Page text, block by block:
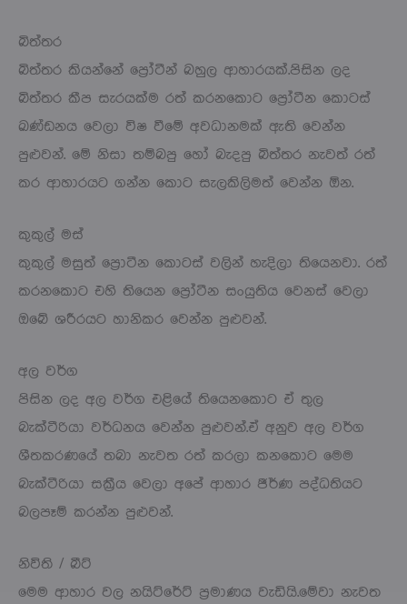
බිත්තර
බිත්තර කියන්නේ ප්‍රෝටීන් බහුල ආහාරයක්.පිසින ලද
බිත්තර කීප සැරයක්ම රත් කරනකොට ප්‍රෝටීන කොටස්
ඛණ්ඩනය වෙලා විෂ වීමේ අවධානමක් ඇති වෙන්න
පුළුවන්. මේ නිසා තම්බපු හෝ බැදපු බිත්තර නැවත් රත්
කර ආහාරයට ගන්න කොට සැලකිලිමත් වෙන්න ඕන.
කුකුල් මස්
කුකුල් මසුත් ප්‍රොටීන කොටස් වලින් හැදිලා තියෙනවා. රත්
කරනකොට එහි තියෙන ප්‍රෝටීන සංයුතිය වෙනස් වෙලා
ඔබේ ශරීරයට හානිකර වෙන්න පුළුවන්.
අල වර්ග
පිසින ලද අල වර්ග එළියේ තියෙනකොට ඒ තුල
බැක්ටීරියා වර්ධනය වෙන්න පුළුවන්.ඒ අනුව අල වර්ග
ශීතකරණයේ තබා නැවත රත් කරලා කනකොට මෙම
බැක්ටීරියා සක්‍රීය වෙලා අපේ ආහාර ජීර්ණ පද්ධතියට
බලපෑම් කරන්න පුළුවන්.
නිවිති / බීට්
මෙම ආහාර වල නයිට්රේට් ප්‍රමාණය වැඩියි.මේවා නැවත